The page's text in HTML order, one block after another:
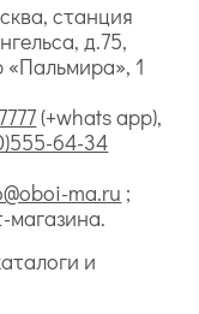
станция
д.75,
«Пальмира», 1
(+whats app),
64-34
ma.ru ;
магазина.
и